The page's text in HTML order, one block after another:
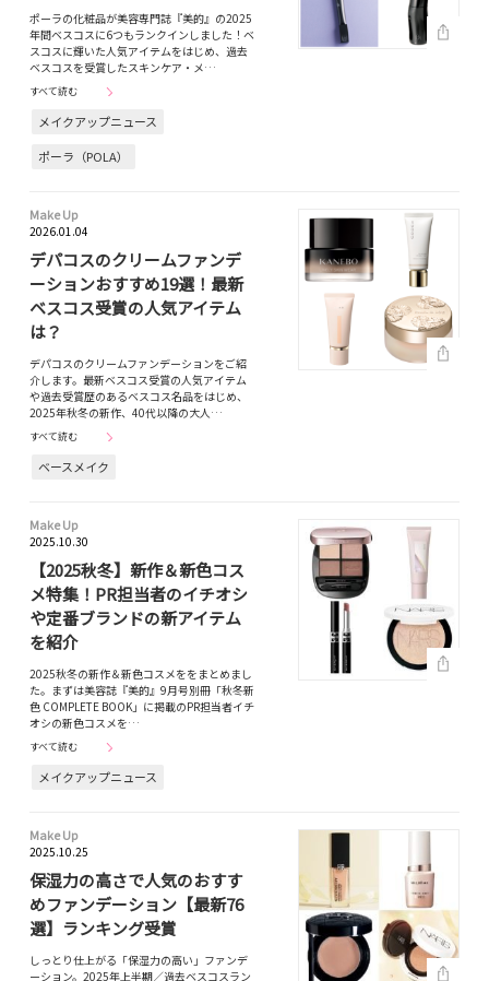
ポーラの化粧品が美容専門誌『美的』の2025
年間ベスコスに6つもランクインしました！ベ
スコスに輝いた人気アイテムをはじめ、過去
ベスコスを受賞したスキンケア・メ…
すべて読む
メイクアップニュース
ポーラ（POLA）
Make Up
2026.01.04
デパコスのクリームファンデ
ーションおすすめ19選！最新
ベスコス受賞の人気アイテム
は？
デパコスのクリームファンデーションをご紹
介します。最新ベスコス受賞の人気アイテム
や過去受賞歴のあるベスコス名品をはじめ、
2025年秋冬の新作、40代以降の大人…
すべて読む
ベースメイク
Make Up
2025.10.30
【2025秋冬】新作＆新色コス
メ特集！PR担当者のイチオシ
や定番ブランドの新アイテム
を紹介
2025秋冬の新作＆新色コスメををまとめまし
た。まずは美容誌『美的』9月号別冊「秋冬新
色 COMPLETE BOOK」に掲載のPR担当者イチ
オシの新色コスメを…
すべて読む
メイクアップニュース
Make Up
2025.10.25
保湿力の高さで人気のおすす
めファンデーション【最新76
選】ランキング受賞
しっとり仕上がる「保湿力の高い」ファンデ
ーション。2025年上半期／過去ベスコスラン